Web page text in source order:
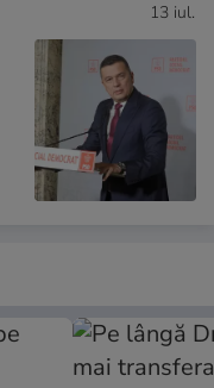
13 iul.